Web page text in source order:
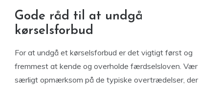
Gode råd til at undgå
kørselsforbud
For at undgå et kørselsforbud er det vigtigt først og
fremmest at kende og overholde færdselsloven. Vær
særligt opmærksom på de typiske overtrædelser, der